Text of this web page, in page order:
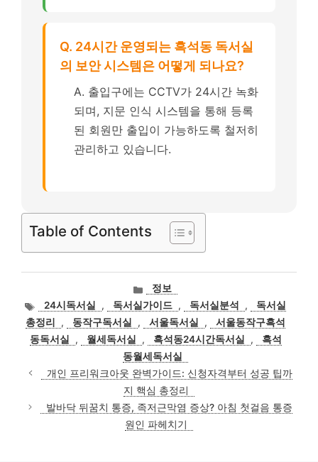
Q. 24시간 운영되는 흑석동 독서실
의 보안 시스템은 어떻게 되나요?
A. 출입구에는 CCTV가 24시간 녹화
되며, 지문 인식 시스템을 통해 등록
된 회원만 출입이 가능하도록 철저히
관리하고 있습니다.
Table of Contents
카
테
고
리
정보
태
그
24시독서실 , 독서실가이드 , 독서실분석 ,
독서실
총정리
, 동작구독서실 , 서울독서실 ,
서울동작구흑석
동독서실
, 월세독서실 , 흑석동24시간독서실 ,
흑석
동월세독서실
개인 프리워크아웃 완벽가이드: 신청자격부터 성공 팁까
지 핵심 총정리
발바닥 뒤꿈치 통증, 족저근막염 증상? 아침 첫걸음 통증
원인 파헤치기